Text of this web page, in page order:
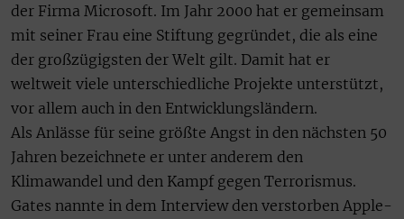
der Firma Microsoft. Im Jahr 2000 hat er gemeinsam
mit seiner Frau eine Stiftung gegründet, die als eine
der großzügigsten der Welt gilt. Damit hat er
weltweit viele unterschiedliche Projekte unterstützt,
vor allem auch in den Entwicklungsländern.
Als Anlässe für seine größte Angst in den nächsten 50
Jahren bezeichnete er unter anderem den
Klimawandel und den Kampf gegen Terrorismus.
Gates nannte in dem Interview den verstorben Apple-